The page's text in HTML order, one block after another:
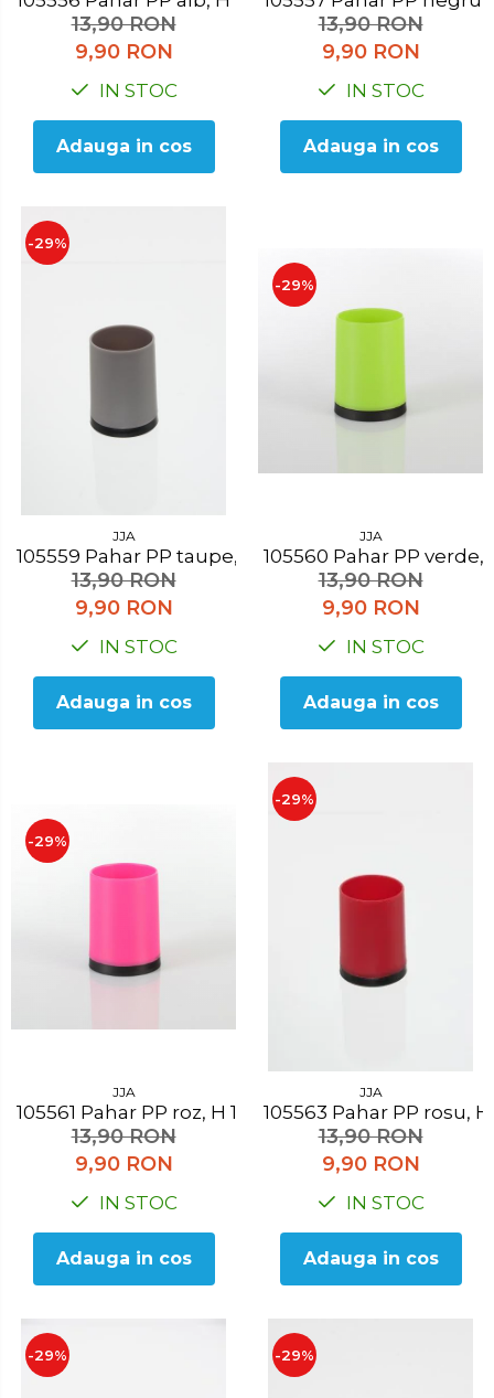
13,90 RON
9,90 RON
IN STOC
Adauga in cos
13,90 RON
9,90 RON
IN STOC
Adauga in cos
-29%
JJA
105559 Pahar PP taupe, H 10.3 cm
13,90 RON
9,90 RON
IN STOC
Adauga in cos
-29%
JJA
105560 Pahar PP
13,90 RON
9,90 RON
IN STOC
Adauga in cos
-29%
JJA
105561 Pahar PP roz, H 10.3 cm
13,90 RON
9,90 RON
IN STOC
Adauga in cos
-29%
JJA
105563 Pahar PP
13,90 RON
9,90 RON
IN STOC
Adauga in cos
-29% -29%